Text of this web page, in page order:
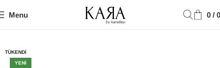
Menu 0 / 0
TÜKENDI
YENI